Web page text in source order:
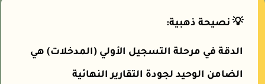
💡 نصيحة ذهبية:
الدقة في مرحلة التسجيل الأولي (المدخلات) هي
الضامن الوحيد لجودة التقارير النهائية